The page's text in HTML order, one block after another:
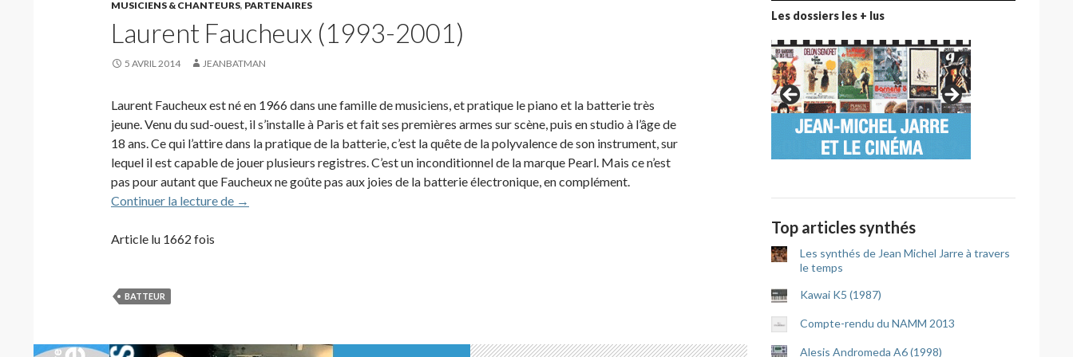
MUSICIENS & CHANTEURS, PARTENAIRES
Laurent Faucheux (1993-2001)
5 AVRIL 2014 JEANBATMAN
Laurent Faucheux est né en 1966 dans une famille de musiciens, et pratique le piano et la batterie très
jeune. Venu du sud-ouest, il s’installe à Paris et fait ses premières armes sur scène, puis en studio à l’âge de
18 ans. Ce qui l’attire dans la pratique de la batterie, c’est la quête de la polyvalence de son instrument, sur
lequel il est capable de jouer plusieurs registres. C’est un inconditionnel de la marque Pearl. Mais ce n’est
pas pour autant que Faucheux ne goûte pas aux joies de la batterie électronique, en complément.
Continuer la lecture de Laurent Faucheux (1993-2001)
→
Article lu 1662 fois
BATTEUR
Les dossiers les + lus
Top articles synthés
Les synthés de Jean Michel Jarre à travers
le temps
Kawai K5 (1987)
Compte-rendu du NAMM 2013
Alesis Andromeda A6 (1998)